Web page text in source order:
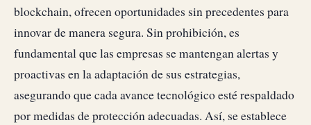
blockchain, ofrecen oportunidades sin precedentes para
innovar de manera segura. Sin prohibición, es
fundamental que las empresas se mantengan alertas y
proactivas en la adaptación de sus estrategias,
asegurando que cada avance tecnológico esté respaldado
por medidas de protección adecuadas. Así, se establece